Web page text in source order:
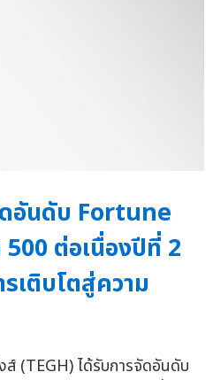
อันดับ Fortune
ต่อเนื่องปีที่ 2
เติบโตสู่ความ
ส์ (TEGH) ได้รับการจัดอันดับ